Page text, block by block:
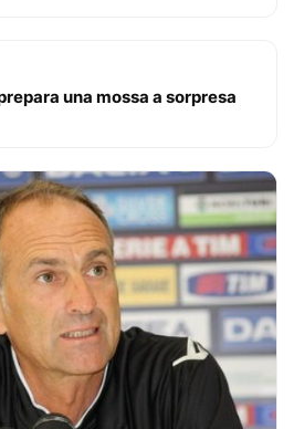
una mossa a sorpresa